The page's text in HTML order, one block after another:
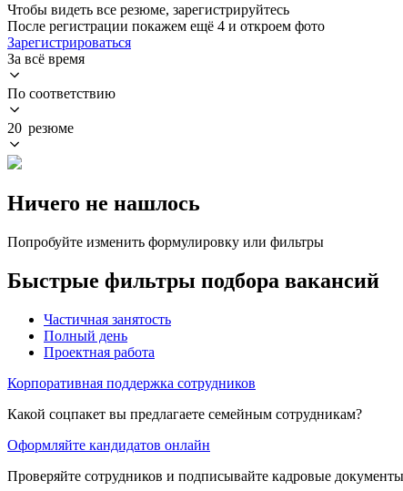
Чтобы видеть все резюме, зарегистрируйтесь
После регистрации покажем ещё 4 и откроем фото
Зарегистрироваться
За всё время
По соответствию
20 резюме
Ничего не нашлось
Попробуйте изменить формулировку или фильтры
Быстрые фильтры подбора вакансий
Частичная занятость
Полный день
Проектная работа
Корпоративная поддержка сотрудников
Какой соцпакет вы предлагаете семейным сотрудникам?
Оформляйте кандидатов онлайн
Проверяйте сотрудников и подписывайте кадровые